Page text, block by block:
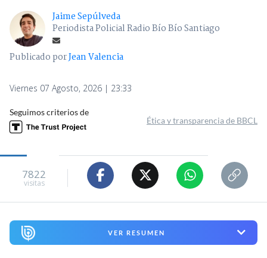
Jaime Sepúlveda
Periodista Policial Radio Bío Bío Santiago
Publicado porJean Valencia
Viernes 07 Agosto, 2026 | 23:33
Seguimos criterios de
Ética y transparencia de BBCL
7822
visitas
VER RESUMEN